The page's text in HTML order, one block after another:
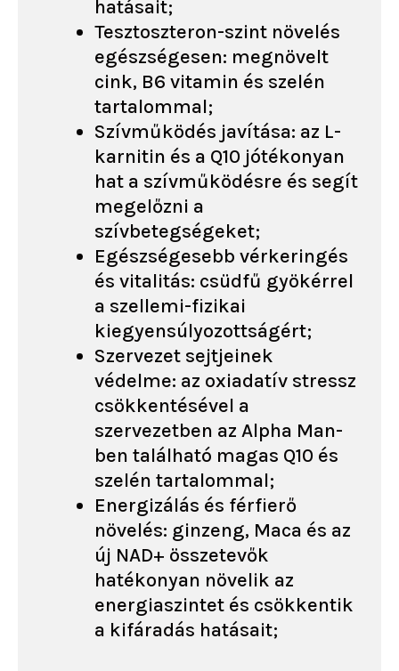
hatásait;
Tesztoszteron-szint növelés
egészségesen: megnövelt
cink, B6 vitamin és szelén
tartalommal;
Szívműködés javítása: az L-
karnitin és a Q10 jótékonyan
hat a szívműködésre és segít
megelőzni a
szívbetegségeket;
Egészségesebb vérkeringés
és vitalitás: csüdfű gyökérrel
a szellemi-fizikai
kiegyensúlyozottságért;
Szervezet sejtjeinek
védelme: az oxiadatív stressz
csökkentésével a
szervezetben az Alpha Man-
ben található magas Q10 és
szelén tartalommal;
Energizálás és férfierő
növelés: ginzeng, Maca és az
új NAD+ összetevők
hatékonyan növelik az
energiaszintet és csökkentik
a kifáradás hatásait;